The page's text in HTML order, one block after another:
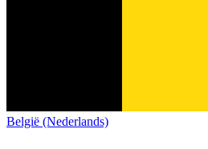
België (Nederlands)